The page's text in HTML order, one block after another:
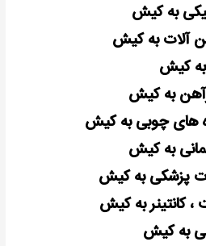
به کیش
آلات به کیش
کیش
به کیش
های چوبی به کیش
به کیش
پزشکی به کیش
کانتینر به کیش
به کیش